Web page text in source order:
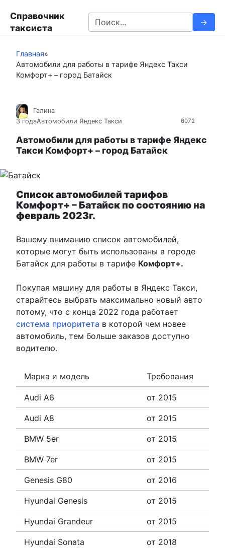
т
Справочник
таксиста
e
c
h
:
Главная»
Автомобили для работы в тарифе Яндекс Такси
Комфорт+ – город Батайск
6072
Галина
3 годаАвтомобили Яндекс Такси
Автомобили для работы в тарифе Яндекс
Такси Комфорт+ – город Батайск
Список автомобилей тарифов
Комфорт+ – Батайск по состоянию на
февраль 2023г.
Вашему вниманию список автомобилей,
которые могут быть использованы в городе
Батайск для работы в тарифе Комфорт+.
Покупая машину для работы в Яндекс Такси,
старайтесь выбрать максимально новый авто
потому, что с конца 2022 года работает
система приоритета в которой чем новее
автомобиль, тем больше заказов доступно
водителю.
Марка и модель Требования
Audi A6 от 2015
Audi A8 от 2015
BMW 5er от 2015
BMW 7er от 2015
Genesis G80 от 2016
Hyundai Genesis от 2015
Hyundai Grandeur от 2015
Hyundai Sonata от 2018